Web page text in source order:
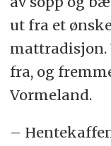
ut fra et
mattradisjon.
fra, og
Vormeland.
–